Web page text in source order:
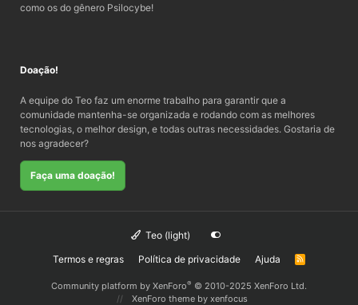
como os do gênero Psilocybe!
Doação!
A equipe do Teo faz um enorme trabalho para garantir que a
comunidade mantenha-se organizada e rodando com as melhores
tecnologias, o melhor design, e todas outras necessidades. Gostaria de
nos agradecer?
Faça uma doação!
Teo (light)
Termos e regras
Política de privacidade Ajuda
R
Community platform by XenForo® © 2010-2025 XenForo Ltd.
XenForo theme by xenfocus